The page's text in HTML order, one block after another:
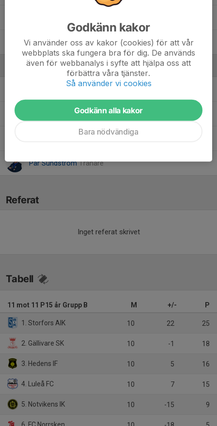
Oliver Åström
Ledare
Andreas Hunstad Eliasson Tränare
Björn JohanssonTränare
Pär SundströmTränare
Referat
Inget referat skrivet
Tabell
11 mot 11 P15 år Grupp B M +/- P
1. Storfors AIK 10 22 25
2. Gällivare SK 10 -1 18
3. Hedens IF 10 5 16
4. Luleå FC 10 7 15
5. Notvikens IK 10 -15 9
Godkänn kakor
Vi använder oss av kakor (cookies) för att vår
webbplats ska fungera bra för dig. De används
även för webbanalys i syfte att hjälpa oss att
förbättra våra tjänster.
Så använder vi cookies
Godkänn alla kakor
Bara nödvändiga